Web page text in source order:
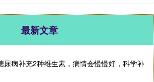
最新文章
尿病补充2种维生素，病情会慢慢好，科学补